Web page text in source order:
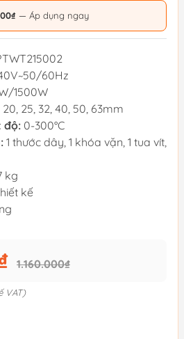
— Áp dụng ngay
60Hz
1500W
20, 25, 32, 40, 50, 63mm
độ: 0-300°C
1 thước dây, 1 khóa vặn, 1 tua vít,
kg
kế
1.160.000₫
VAT)